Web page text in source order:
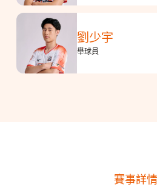
劉少宇
舉球員
賽事詳情